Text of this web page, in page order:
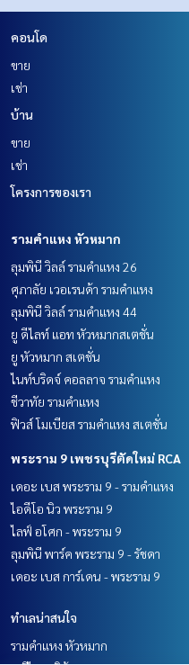
คอนโด
ขาย
เช่า
บ้าน
ขาย
เช่า
โครงการของเรา
รามคำแหง หัวหมาก
ลุมพินี วิลล์ รามคำแหง 26
ศุภาลัย เวอเรนด้า รามคำแหง
ลุมพินี วิลล์ รามคำแหง 44
ยู ดีไลท์ แอท หัวหมากสเตชั่น
ยู หัวหมาก สเตชั่น
ไนท์บริดจ์ คอลลาจ รามคำแหง
ชีวาทัย รามคำแหง
ฟิวส์ โมเบียส รามคำแหง สเตชั่น
พระราม 9 เพชรบุรีตัดใหม่ RCA
เดอะ เบส พระราม 9 - รามคำแหง
ไอดีโอ นิว พระราม 9
ไลฟ์ อโศก - พระราม 9
ลุมพินี พาร์ค พระราม 9 - รัชดา
เดอะ เบส การ์เดน - พระราม 9
ทำเลน่าสนใจ
รามคำแหง หัวหมาก